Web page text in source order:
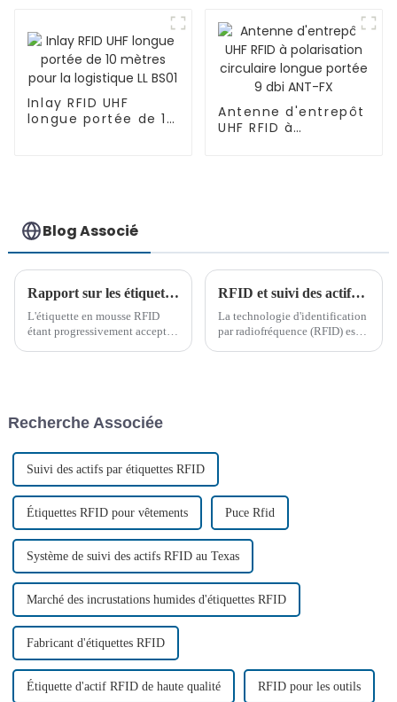
Inlay RFID UHF
longue portée de 10
Antenne d'entrepôt
UHF RFID à
Blog Associé
Rapport sur les étiquettes en mousse RFID (3) – Comment choisir correctement une étiquette RFID flexible sur métal
L'étiquette en mousse RFID
étant progressivement acceptée
utilisateurs à mieux choisir
UHF, ...
RFID et suivi des actifs dans la gestion des processus de la ligne de production
La technologie d'identification
par radiofréquence (RFID) est
Recherche Associée
Suivi des actifs par étiquettes RFID
Étiquettes RFID pour vêtements Puce Rfid
Système de suivi des actifs RFID au Texas
Marché des incrustations humides d'étiquettes RFID
Fabricant d'étiquettes RFID
Étiquette d'actif RFID de haute qualité RFID pour les outils